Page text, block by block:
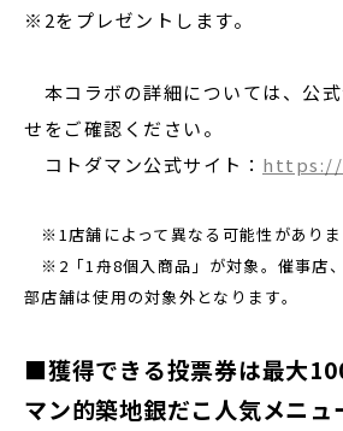
※2をプレゼントします。
本コラボの詳細については、公
せをご確認ください。
コトダマン公式サイト： https://
※1店舗によって異なる可能性がありま
※2「1舟8個入商品」が対象。催事店
部店舗は使用の対象外となります。
■獲得できる投票券は最大
マン的築地銀だこ人気メニュ